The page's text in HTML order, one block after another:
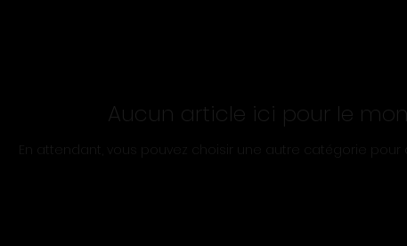
Aucun article ici pour le
En attendant, vous pouvez choisir une autre catégorie pour